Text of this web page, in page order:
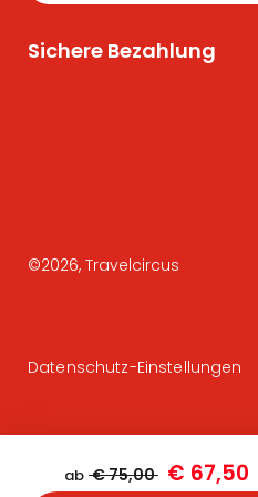
ab € 75,00 € 67,50
Sichere Bezahlung
©2026, Travelcircus
Datenschutz-Einstellungen